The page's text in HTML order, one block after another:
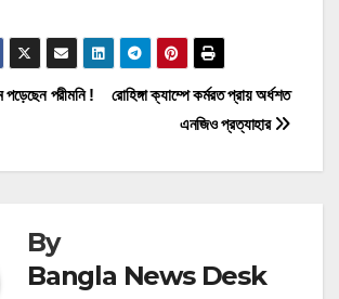
রোহিঙ্গা ক্যাম্পে কর্মরত প্রায় অর্ধশত
এনজিও প্রত্যাহার
পরীমনি !
By
Bangla News Desk